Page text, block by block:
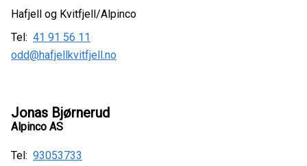
Hafjell og Kvitfjell/Alpinco
Tel: 41 91 56 11
odd@hafjellkvitfjell.no
Jonas Bjørnerud
Alpinco AS
Tel: 93053733